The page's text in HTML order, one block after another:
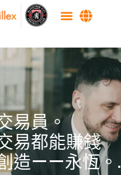
易員。
易都能賺錢
造——永恆。.